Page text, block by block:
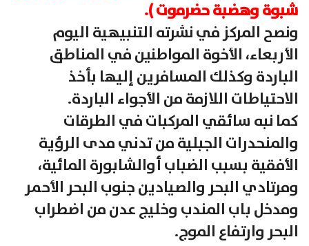
شبوة وهضبة حضرموت ).
ونصح المركز في نشرته التنبيهية اليوم
الأربعاء، الأخوة المواطنين في المناطق
الباردة وكذلك المسافرين إليها بأخذ
الاحتياطات اللازمة من الأجواء الباردة.
كما نبه سائقي المركبات في الطرقات
والمنحدرات الجبلية من تدني مدى الرؤية
الأفقية بسبب الضباب أوالشابورة المائية،
ومرتادي البحر والصيادين جنوب البحر الأحمر
ومدخل باب المندب وخليج عدن من اضطراب
البحر وارتفاع الموج.